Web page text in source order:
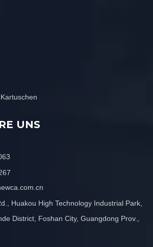
UNS
Huakou High Technology Industrial Park,
District, Foshan City, Guangdong Prov.,